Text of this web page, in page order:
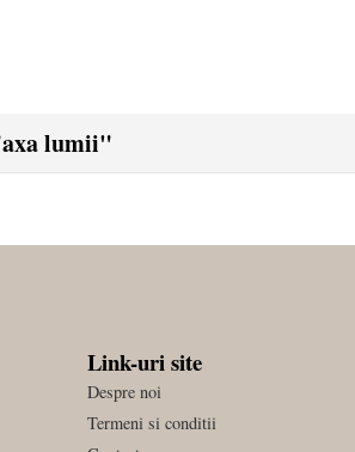
lumii"
Link-uri site
Despre noi
Termeni si conditii